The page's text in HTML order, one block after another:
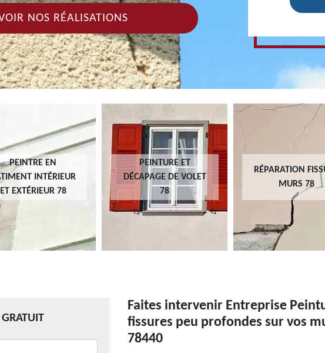
NOS RÉALISATIONS
PEINTRE EN
INTÉRIEUR
ET EXTÉRIEUR 78
PEINTURE ET
DÉCAPAGE DE VOLET
78
RÉPARATION
MURS 78
Faites intervenir Entreprise
fissures peu profondes sur vos
78440